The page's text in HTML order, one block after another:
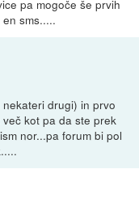
pa mogoče še prvih
sms.....
drugi) in prvo
kot pa da ste prek
nor...pa forum bi pol